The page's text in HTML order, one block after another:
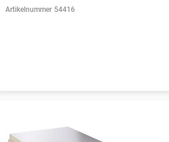
Artikelnummer 54416